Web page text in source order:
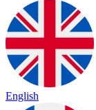
English